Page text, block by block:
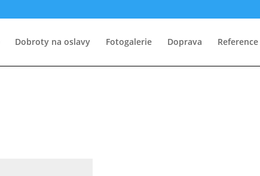
Dobroty na oslavy Fotogalerie Doprava Reference